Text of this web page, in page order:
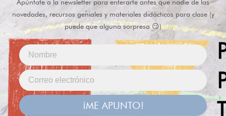
Apúntate a la newsletter para enterarte antes que nadie de las
novedades, recursos geniales y materiales didácticos para clase (y
puede que alguna sorpresa 😏)
¡ME APUNTO!